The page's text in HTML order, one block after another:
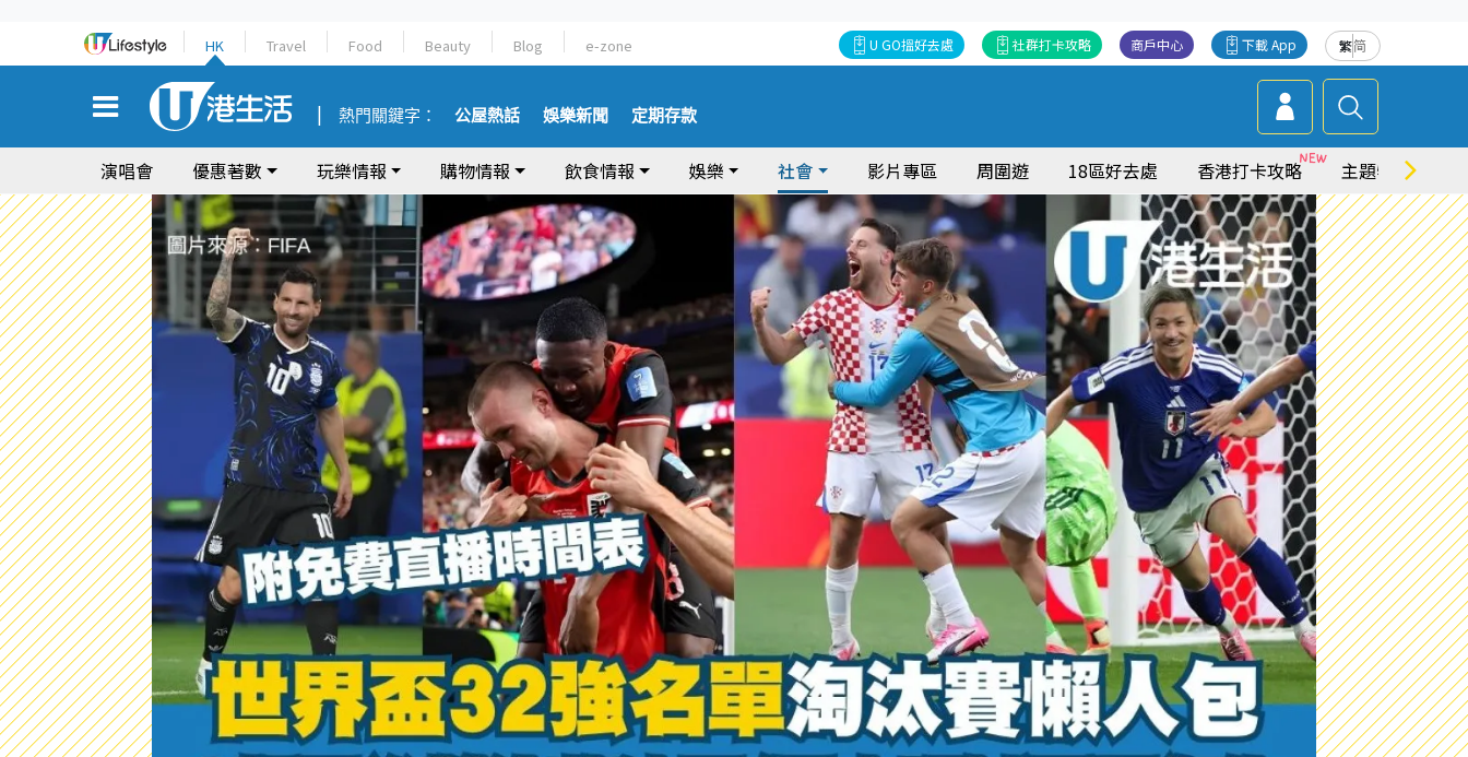
HK Travel Food Beauty Blog e-zone 繁简
下載 App
商戶中心
社群打卡攻略
U GO搵好去處
熱門關鍵字： 公屋熱話 娛樂新聞 定期存款
演唱會 優惠著數 玩樂情報 購物情報 飲食情報 娛樂 社會 影片專區 周圍遊 18區好去處 香港打卡攻略 主題特集